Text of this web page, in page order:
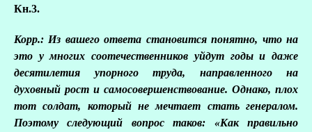
Кн.3.
Корр.: Из вашего ответа становится понятно, что на
это у многих соотечественников уйдут годы и даже
десятилетия упорного труда, направленного на
духовный рост и самосовершенствование. Однако, плох
тот солдат, который не мечтает стать генералом.
Поэтому следующий вопрос таков: «Как правильно